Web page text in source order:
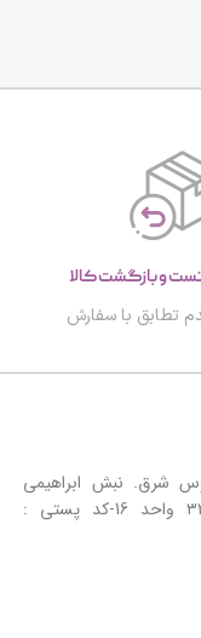
تطابق با سفارش
شرق. نبش ابراهیمی
جنوبی .ساختمان عقیق پلاک ۳۲ واحد 16-کد پستی :